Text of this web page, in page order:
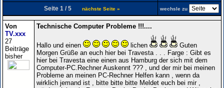
Seite 1 / 5 nächste Seite » wechsle zu
Von
TV.xxx
27
Beiträge
bisher
Technische Computer Probleme !!!....
Hallo und einen lichen
Guten
Morgen Grüße an euch hier bei Travesta . . . Farge : Gibt es
hier bei Travesta eine einen aus Hamburg der sich mit dem
Computer-PC.Rechner Auskennt ??? , und der mir bei meinen
Probleme an meinen PC-Rechner Helfen kann , wenn da
wirklich jemand ist , bitte bitte bitte Meldet euch bei mir ,